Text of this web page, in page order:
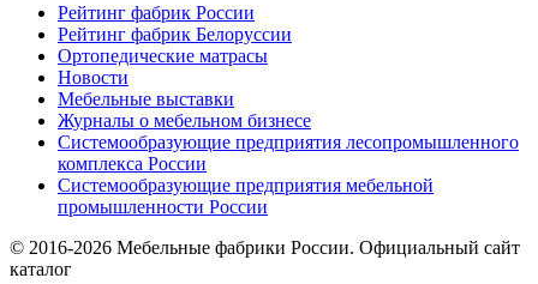
Рейтинг фабрик России
Рейтинг фабрик Белоруссии
Ортопедические матрасы
Новости
Мебельные выставки
Журналы о мебельном бизнесе
Системообразующие предприятия лесопромышленного
комплекса России
Системообразующие предприятия мебельной
промышленности России
© 2016-2026 Мебельные фабрики России. Официальный сайт
каталог